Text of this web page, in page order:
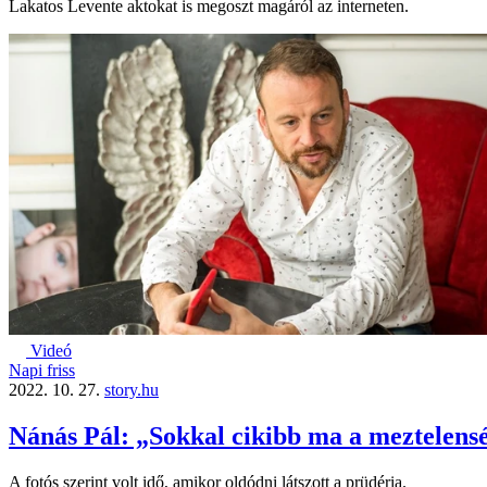
Lakatos Levente aktokat is megoszt magáról az interneten.
Videó
Napi friss
2022. 10. 27. story.hu
Nánás Pál: „Sokkal cikibb ma a
A fotós szerint volt idő, amikor oldódni látszott a prüdéria.